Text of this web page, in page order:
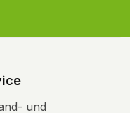
und